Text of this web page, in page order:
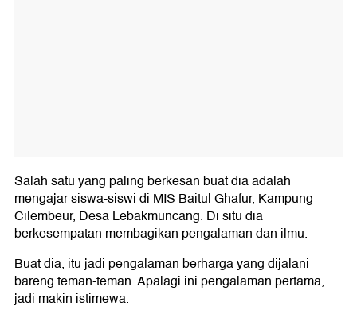
Salah satu yang paling berkesan buat dia adalah
mengajar siswa-siswi di MIS Baitul Ghafur, Kampung
Cilembeur, Desa Lebakmuncang. Di situ dia
berkesempatan membagikan pengalaman dan ilmu.
Buat dia, itu jadi pengalaman berharga yang dijalani
bareng teman-teman. Apalagi ini pengalaman pertama,
jadi makin istimewa.